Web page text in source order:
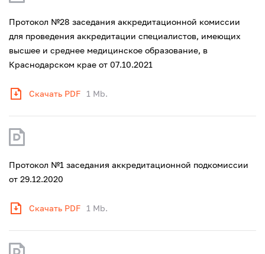
Протокол №28 заседания аккредитационной комиссии
для проведения аккредитации специалистов, имеющих
высшее и среднее медицинское образование, в
Краснодарском крае от 07.10.2021
Скачать PDF 1 Mb.
Протокол №1 заседания аккредитационной подкомиссии
от 29.12.2020
Скачать PDF 1 Mb.